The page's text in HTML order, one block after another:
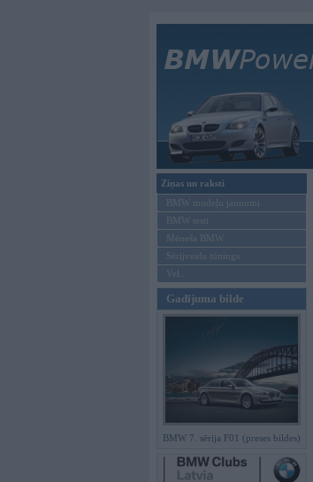
Ziņas un raksti
BMW modeļu jaunumi
BMW testi
Mēneša BMW
Sērijveida tūnings
Vel...
Gadījuma bilde
BMW 7. sērija F01 (preses bildes)